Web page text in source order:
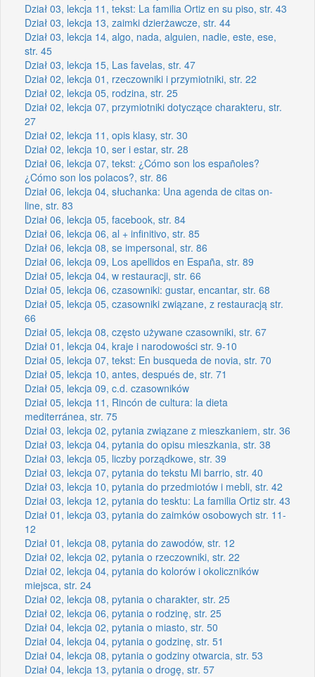
Dział 03, lekcja 11, tekst: La familia Ortiz en su piso, str. 43
Dział 03, lekcja 13, zaimki dzierżawcze, str. 44
Dział 03, lekcja 14, algo, nada, alguien, nadie, este, ese,
str. 45
Dział 03, lekcja 15, Las favelas, str. 47
Dział 02, lekcja 01, rzeczowniki i przymiotniki, str. 22
Dział 02, lekcja 05, rodzina, str. 25
Dział 02, lekcja 07, przymiotniki dotyczące charakteru, str.
27
Dział 02, lekcja 11, opis klasy, str. 30
Dział 02, lekcja 10, ser i estar, str. 28
Dział 06, lekcja 07, tekst: ¿Cómo son los españoles?
¿Cómo son los polacos?, str. 86
Dział 06, lekcja 04, słuchanka: Una agenda de citas on-
line, str. 83
Dział 06, lekcja 05, facebook, str. 84
Dział 06, lekcja 06, al + infinitivo, str. 85
Dział 06, lekcja 08, se impersonal, str. 86
Dział 06, lekcja 09, Los apellidos en España, str. 89
Dział 05, lekcja 04, w restauracji, str. 66
Dział 05, lekcja 06, czasowniki: gustar, encantar, str. 68
Dział 05, lekcja 05, czasowniki związane, z restauracją str.
66
Dział 05, lekcja 08, często używane czasowniki, str. 67
Dział 01, lekcja 04, kraje i narodowości str. 9-10
Dział 05, lekcja 07, tekst: En busqueda de novia, str. 70
Dział 05, lekcja 10, antes, después de, str. 71
Dział 05, lekcja 09, c.d. czasowników
Dział 05, lekcja 11, Rincón de cultura: la dieta
mediterránea, str. 75
Dział 03, lekcja 02, pytania związane z mieszkaniem, str. 36
Dział 03, lekcja 04, pytania do opisu mieszkania, str. 38
Dział 03, lekcja 05, liczby porządkowe, str. 39
Dział 03, lekcja 07, pytania do tekstu Mi barrio, str. 40
Dział 03, lekcja 10, pytania do przedmiotów i mebli, str. 42
Dział 03, lekcja 12, pytania do tesktu: La familia Ortiz str. 43
Dział 01, lekcja 03, pytania do zaimków osobowych str. 11-
12
Dział 01, lekcja 08, pytania do zawodów, str. 12
Dział 02, lekcja 02, pytania o rzeczowniki, str. 22
Dział 02, lekcja 04, pytania do kolorów i okoliczników
miejsca, str. 24
Dział 02, lekcja 08, pytania o charakter, str. 25
Dział 02, lekcja 06, pytania o rodzinę, str. 25
Dział 04, lekcja 02, pytania o miasto, str. 50
Dział 04, lekcja 04, pytania o godzinę, str. 51
Dział 04, lekcja 08, pytania o godziny otwarcia, str. 53
Dział 04, lekcja 13, pytania o drogę, str. 57